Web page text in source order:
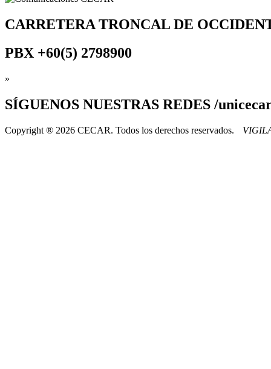
CARRETERA TRONCAL DE
PBX +60(5) 2798900
»
SÍGUENOS NUESTRAS REDES /
Copyright ® 2026 CECAR. Todos los derechos reservados.